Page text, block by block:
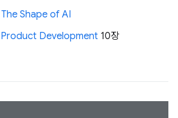
The Shape of AI
Development 10장